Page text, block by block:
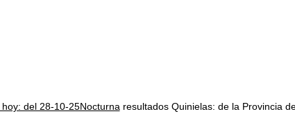
del 28-10-25Nocturna resultados Quinielas: de la Provincia